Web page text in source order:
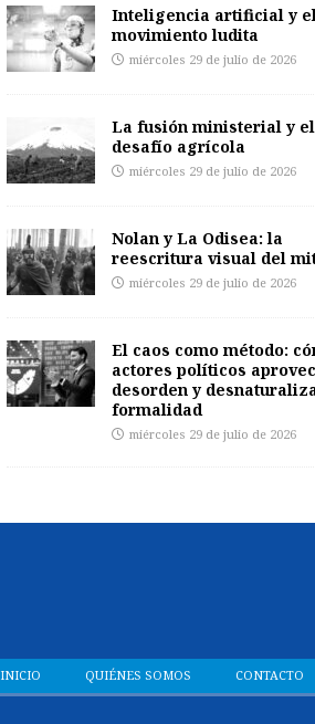
Inteligencia artificial y
movimiento ludita
miércoles 29 de julio de 2026
La fusión ministerial y el
desafío agrícola
miércoles 29 de julio de 2026
Nolan y La Odisea: la
reescritura visual del
miércoles 29 de julio de 2026
El caos como método:
actores políticos
desorden y
formalidad
miércoles 29 de julio de 2026
INICIO QUIÉNES SOMOS CONTACTO